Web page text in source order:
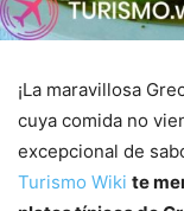
¡La maravillosa
cuya comida no
excepcional de
Turismo Wiki te